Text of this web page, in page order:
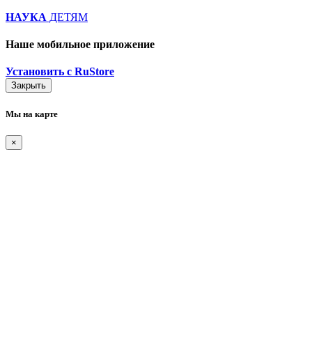
НАУКА ДЕТЯМ
Наше мобильное приложение
Установить с RuStore
Закрыть
Мы на карте
×